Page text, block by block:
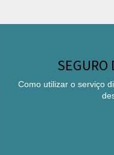
SEGURO
Como utilizar o serviço